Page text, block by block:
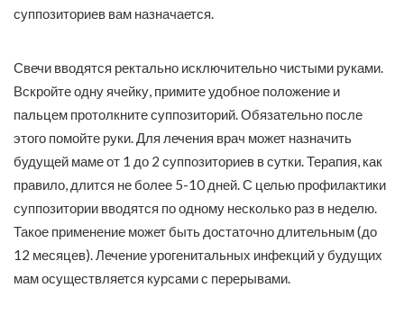
суппозиториев вам назначается.
Свечи вводятся ректально исключительно чистыми руками.
Вскройте одну ячейку, примите удобное положение и
пальцем протолкните суппозиторий. Обязательно после
этого помойте руки. Для лечения врач может назначить
будущей маме от 1 до 2 суппозиториев в сутки. Терапия, как
правило, длится не более 5-10 дней. С целью профилактики
суппозитории вводятся по одному несколько раз в неделю.
Такое применение может быть достаточно длительным (до
12 месяцев). Лечение урогенитальных инфекций у будущих
мам осуществляется курсами с перерывами.